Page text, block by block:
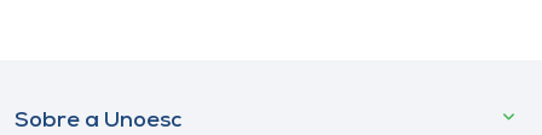
Sobre a Unoesc